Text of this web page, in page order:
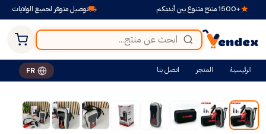
توصيل متوفر لجميع الولايات
الرئيسية المتجر اتصل بنا FR